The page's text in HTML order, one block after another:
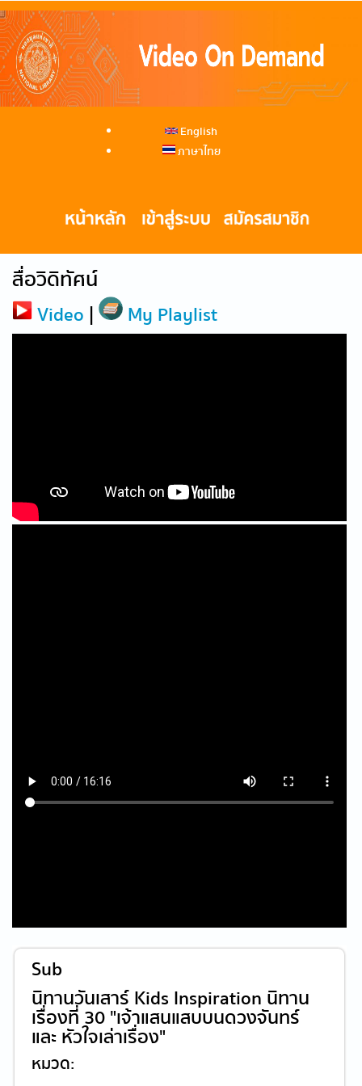
English
ภาษาไทย
สื่อวิดิทัศน์
Video | My Playlist
Sub
นิทานวันเสาร์ Kids Inspiration นิทาน
เรื่องที่ 30 "เจ้าแสนแสบบนดวงจันทร์
และ หัวใจเล่าเรื่อง"
หมวด: